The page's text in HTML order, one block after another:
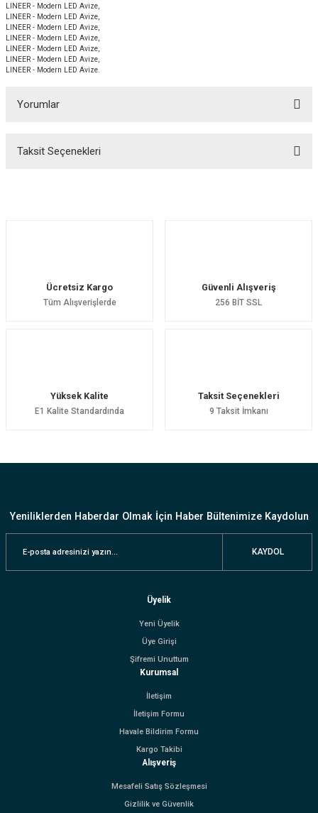
LINEER - Modern LED Avize,
LINEER - Modern LED Avize,
LINEER - Modern LED Avize,
LINEER - Modern LED Avize,
LINEER - Modern LED Avize,
LINEER - Modern LED Avize,
LINEER - Modern LED Avize.
Yorumlar
Taksit Seçenekleri
Ücretsiz Kargo
Tüm Alışverişlerde
Güvenli Alışveriş
256 BİT SSL
Yüksek Kalite
E1 Kalite Standardında
Taksit Seçenekleri
9 Taksit İmkanı
Yeniliklerden Haberdar Olmak İçin Haber Bültenimize Kaydolun
KAYDOL
Üyelik
Yeni Üyelik
Üye Girişi
Şifremi Unuttum
Kurumsal
İletişim
İletişim Formu
Havale Bildirim Formu
Kargo Takibi
Alışveriş
Mesafeli Satış Sözleşmesi
Gizlilik ve Güvenlik